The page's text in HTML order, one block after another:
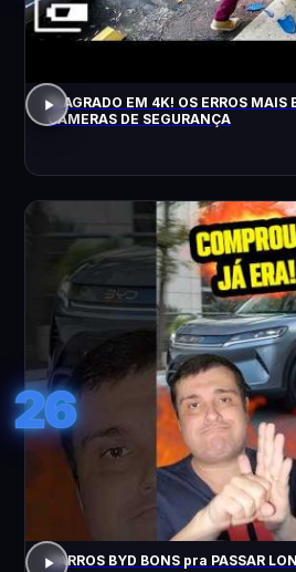
FLAGRADO EM 4K! OS ERROS MAIS
CÂMERAS DE SEGURANÇA
26
CARROS BYD BONS pra PASSAR